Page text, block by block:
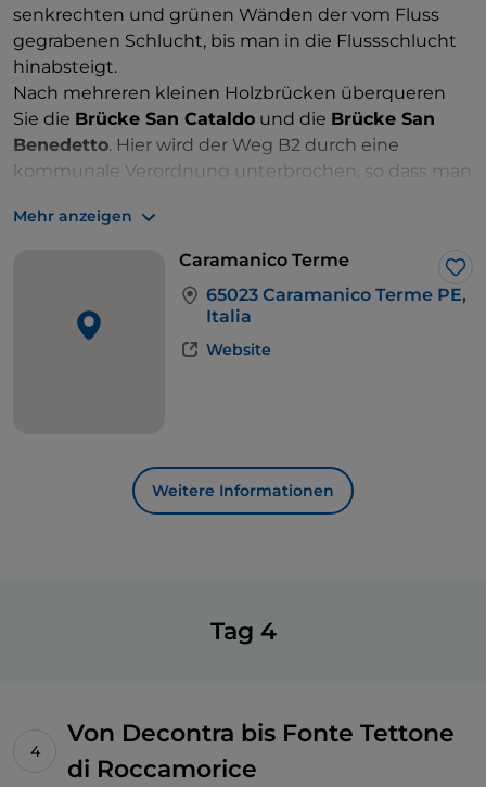
senkrechten und grünen Wänden der vom Fluss
gegrabenen Schlucht, bis man in die Flussschlucht
hinabsteigt.
Nach mehreren kleinen Holzbrücken überqueren
Sie die Brücke San Cataldo und die Brücke San
Benedetto. Hier wird der Weg B2 durch eine
kommunale Verordnung unterbrochen, so dass man
weitergehen muss, der in den Buchenwald führt.
Ein einstündiger Aufstieg führt zu den Ruinen
vollständig in den Fels gehauen ist, und dann
hinunter ins Tal auf demselben Weg wie auf dem
Hinweg zur Brücke von San Benedetto und der
Mehr anzeigen
Caramanico Terme
65023 Caramanico Terme PE,
Italia
Website
Weitere Informationen
Tag 4
Von Decontra bis Fonte Tettone
di Roccamorice